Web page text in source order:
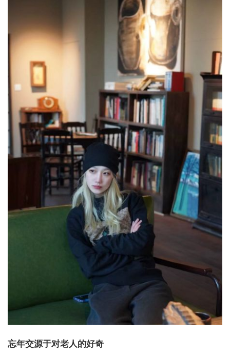
忘年交源于对老人的好奇